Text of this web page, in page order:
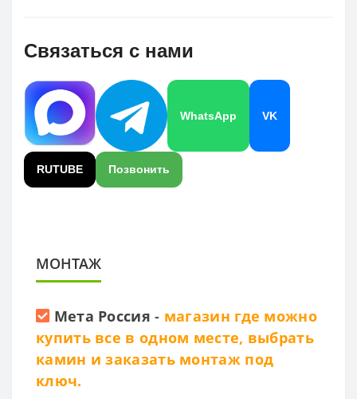
Связаться с нами
WhatsApp VK
RUTUBE Позвонить
МОНТАЖ
Мета Россия - магазин где можно
купить все в одном месте, выбрать
камин и заказать монтаж под
ключ.